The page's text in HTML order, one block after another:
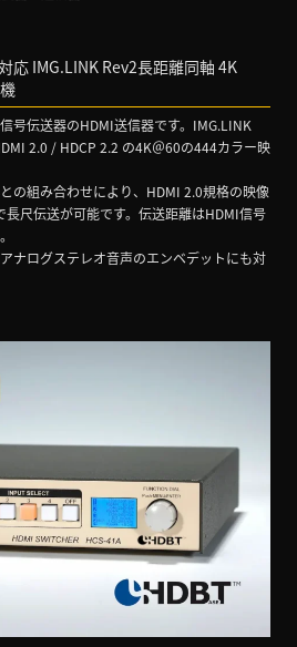
応 IMG.LINK Rev2長距離同軸 4K
号伝送器のHDMI送信器です。IMG.LINK
2.0 / HDCP 2.2 の4K＠60の444カラー映
の組み合わせにより、HDMI 2.0規格の映像
尺伝送が可能です。伝送距離はHDMI信号
ナログステレオ音声のエンベデットにも対